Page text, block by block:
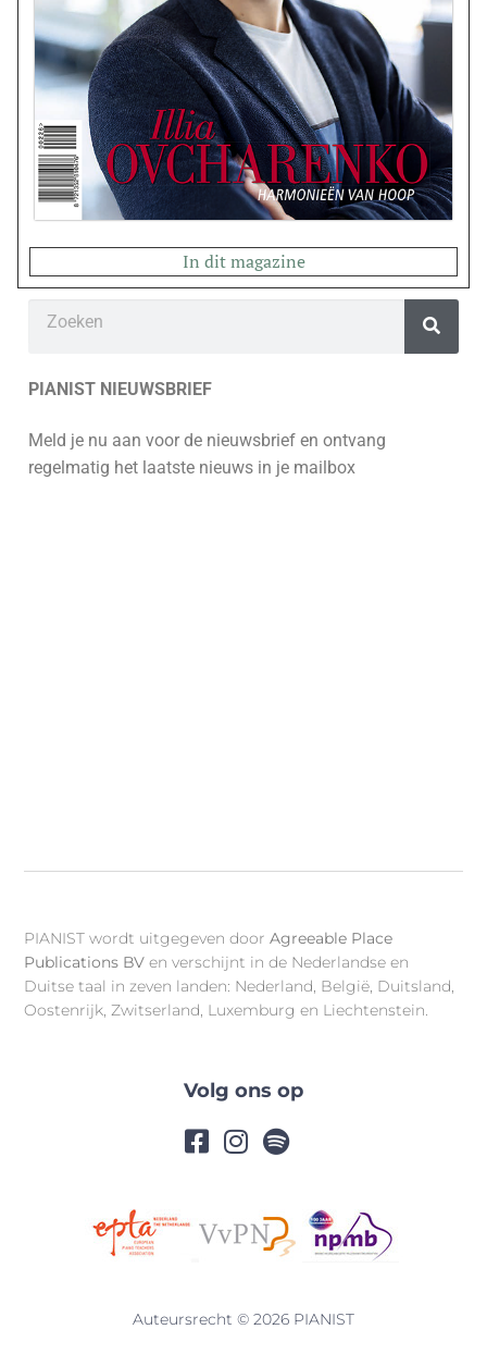
In dit magazine
PIANIST NIEUWSBRIEF
Meld je nu aan voor de nieuwsbrief en ontvang
regelmatig het laatste nieuws in je mailbox
PIANIST wordt uitgegeven doorAgreeable Place
Publications BV en verschijnt in de Nederlandse en
Duitse taal in zeven landen: Nederland, België, Duitsland,
Oostenrijk, Zwitserland, Luxemburg en Liechtenstein.
Volg ons op
Auteursrecht © 2026 PIANIST